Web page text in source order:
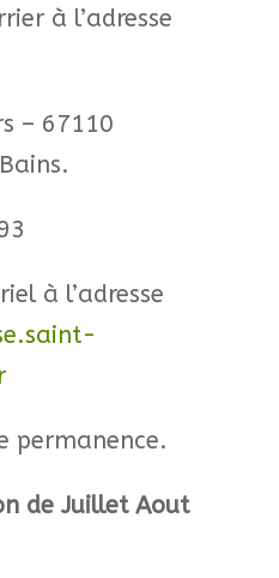
à l’adresse
– 67110
à l’adresse
permanence.
de Juillet Aout